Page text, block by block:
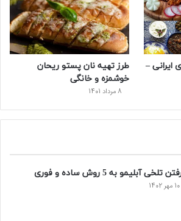
ایرانی –
طرز تهیه نان پستو ریحان
خوشمزه و خانگی
8 مرداد 1401
تلخی آبلیمو به 5 روش ساده و فوری
10 مهر 1402